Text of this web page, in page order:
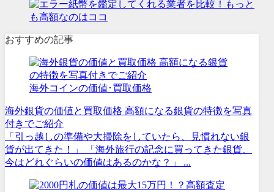
おすすめの記事
海外コインの価値･買取価格
海外銀貨の価値と買取価格 高額になる銀貨の特徴を写真
付きでご紹介
「引っ越しの準備や大掃除をしていたら、見慣れない銀
貨が出てきた！」 「海外旅行の記念に買ってきた銀貨、
今はどれぐらいの価値はあるのかな？」 ...